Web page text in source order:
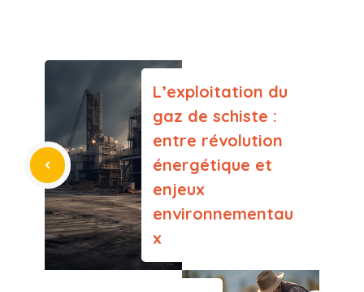
L’exploitation du
gaz de schiste :
entre révolution
énergétique et
enjeux
environnementau
x